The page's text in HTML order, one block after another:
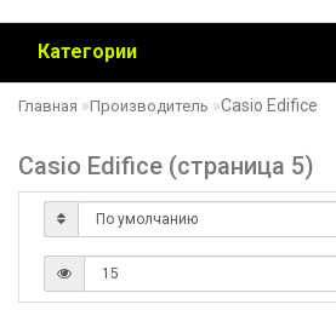
Категории
Главная Производитель Casio Edifice
Casio Edifice (страница 5)